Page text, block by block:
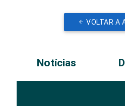
VOLTAR A
Notícias